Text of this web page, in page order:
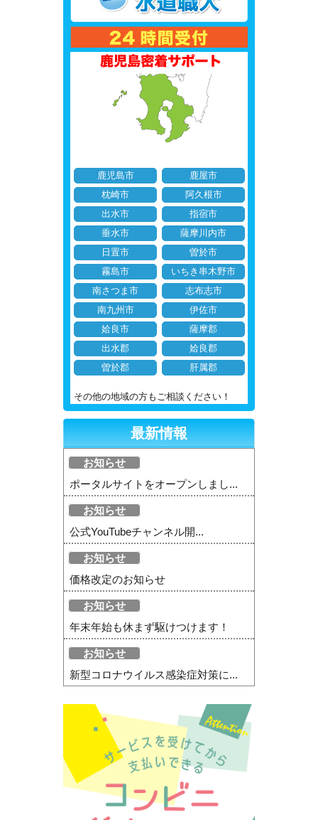
鹿児島市
鹿屋市
枕崎市
阿久根市
出水市
指宿市
垂水市
薩摩川内市
日置市
曽於市
霧島市
いちき串木野市
南さつま市
志布志市
南九州市
伊佐市
姶良市
薩摩郡
出水郡
姶良郡
曽於郡
肝属郡
その他の地域の方もご相談ください！
最新情報
お知らせ
ポータルサイトをオープンしまし...
お知らせ
公式YouTubeチャンネル開...
お知らせ
価格改定のお知らせ
お知らせ
年末年始も休まず駆けつけます！
お知らせ
新型コロナウイルス感染症対策に...